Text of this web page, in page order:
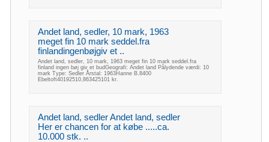
Andet land, sedler, 10 mark, 1963
meget fin 10 mark seddel.fra
finlandingenbøjgiv et ..
Andet land, sedler, 10 mark, 1963 meget fin 10 mark seddel.fra
finland ingen bøj giv et budGeografi: Andet land Pålydende værdi: 10
mark Type: Sedler Årstal: 1963Hanne B.8400
Ebeltoft40192510,863425101 kr.
Andet land, sedler Andet land, sedler
Her er chancen for at købe .....ca.
10.000 stk. ..